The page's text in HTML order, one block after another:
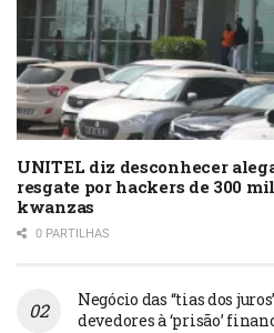
UNITEL diz desconhecer
resgate por hackers de 300
kwanzas
0 PARTILHAS
Negócio das “tias dos
devedores à ‘prisão’